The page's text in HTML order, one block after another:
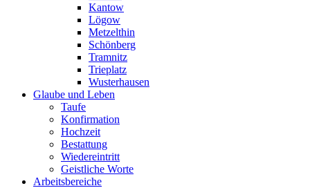
Kantow
Lögow
Metzelthin
Schönberg
Tramnitz
Trieplatz
Wusterhausen
Glaube und Leben
Taufe
Konfirmation
Hochzeit
Bestattung
Wiedereintritt
Geistliche Worte
Arbeitsbereiche